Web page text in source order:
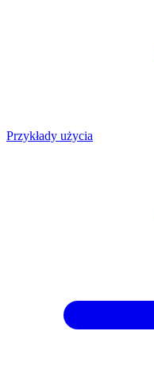
Przykłady użycia